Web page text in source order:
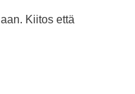
Kiitos että